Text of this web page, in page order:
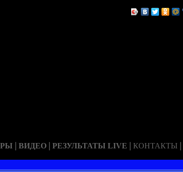
| ВИДЕО | РЕЗУЛЬТАТЫ LIVE | КОНТАКТЫ |